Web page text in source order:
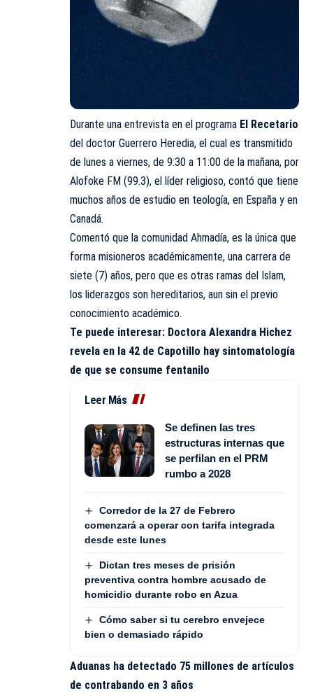
Durante una entrevista en el programa El Recetario
del doctor Guerrero Heredia, el cual es transmitido
de lunes a viernes, de 9:30 a 11:00 de la mañana, por
Alofoke FM (99.3), el líder religioso, contó que tiene
muchos años de estudio en teología, en España y en
Canadá.
Comentó que la comunidad Ahmadía, es la única que
forma misioneros académicamente, una carrera de
siete (7) años, pero que es otras ramas del Islam,
los liderazgos son hereditarios, aun sin el previo
conocimiento académico.
Te puede interesar: Doctora Alexandra Hichez
revela en la 42 de Capotillo hay sintomatología
de que se consume fentanilo
Leer Más
Se definen las tres
estructuras internas que
se perfilan en el PRM
rumbo a 2028
Corredor de la 27 de Febrero
comenzará a operar con tarifa integrada
desde este lunes
Dictan tres meses de prisión
preventiva contra hombre acusado de
homicidio durante robo en Azua
Cómo saber si tu cerebro envejece
bien o demasiado rápido
Aduanas ha detectado 75 millones de artículos
de contrabando en 3 años